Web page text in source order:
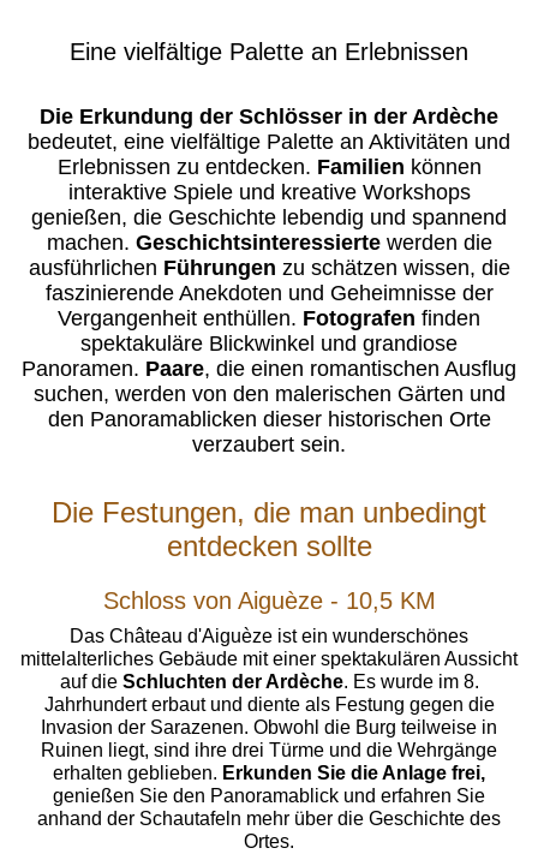
Eine vielfältige Palette an Erlebnissen
Die Erkundung der Schlösser in der Ardèche
bedeutet, eine vielfältige Palette an Aktivitäten und
Erlebnissen zu entdecken. Familien können
interaktive Spiele und kreative Workshops
genießen, die Geschichte lebendig und spannend
machen. Geschichtsinteressiertewerden die
ausführlichen Führungen zu schätzen wissen, die
faszinierende Anekdoten und Geheimnisse der
Vergangenheit enthüllen. Fotografen finden
spektakuläre Blickwinkel und grandiose
Panoramen. Paare, die einen romantischen Ausflug
suchen, werden von den malerischen Gärten und
den Panoramablicken dieser historischen Orte
verzaubert sein.
Die Festungen, die man unbedingt
entdecken sollte
Schloss von Aiguèze - 10,5 KM
Das Château d'Aiguèze ist ein wunderschönes
mittelalterliches Gebäude mit einer spektakulären Aussicht
auf die Schluchten der Ardèche. Es wurde im 8.
Jahrhundert erbaut und diente als Festung gegen die
Invasion der Sarazenen. Obwohl die Burg teilweise in
Ruinen liegt, sind ihre drei Türme und die Wehrgänge
erhalten geblieben. Erkunden Sie die Anlage frei,
genießen Sie den Panoramablick und erfahren Sie
anhand der Schautafeln mehr über die Geschichte des
Ortes.